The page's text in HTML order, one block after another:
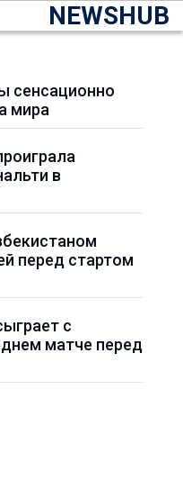
NEWSHUB
сенсационно
мира
в
перед стартом
с
матче перед